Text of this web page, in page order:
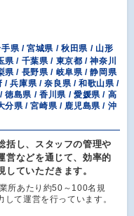
県 / 宮城県 / 秋田県 / 山形
/ 千葉県 / 東京都 / 神奈川
県 / 長野県 / 岐阜県 / 静岡県
/ 兵庫県 / 奈良県 / 和歌山県 /
徳島県 / 香川県 / 愛媛県 / 高
分県 / 宮崎県 / 鹿児島県 / 沖
括し、スタッフの管理や
営などを通じて、効率的
ていただきます。
所あたり約50～100名規
て運営を行っています。